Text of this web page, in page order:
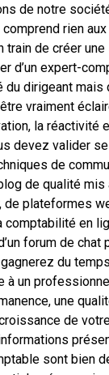
de notre
rien
train de créer
d’un expert-
du dirigeant mais
vraiment
la réactivité
devez valider
de
de qualité
de plateformes
comptabilité en
forum de chat
du
à un
une
de
sont bien